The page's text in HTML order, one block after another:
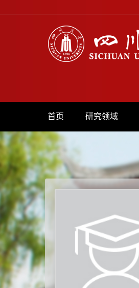
首页 研究领域